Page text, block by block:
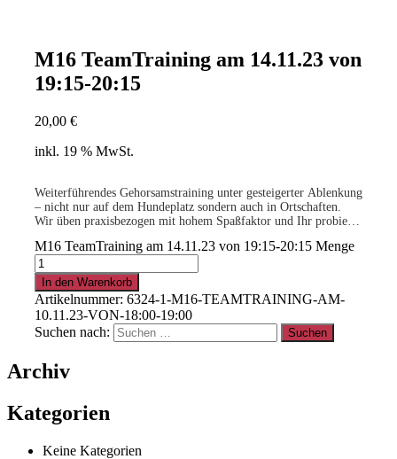
M16 TeamTraining am 14.11.23 von
19:15-20:15
20,00 €
inkl. 19 % MwSt.
Weiterführendes Gehorsamstraining unter gesteigerter Ablenkung
– nicht nur auf dem Hundeplatz sondern auch in Ortschaften.
Wir üben praxisbezogen mit hohem Spaßfaktor und Ihr probiert
sicher nicht langweilig!
Voraussetzung: Mehrmals erfolgreich am M15 teilgenommen.
Dein Trainer sagt Dir, wann Ihr soweit seid!
M16 TeamTraining am 14.11.23 von 19:15-20:15 Menge
In den Warenkorb
Artikelnummer: 6324-1-M16-TEAMTRAINING-AM-
10.11.23-VON-18:00-19:00
Suchen nach:
Archiv
Kategorien
Keine Kategorien